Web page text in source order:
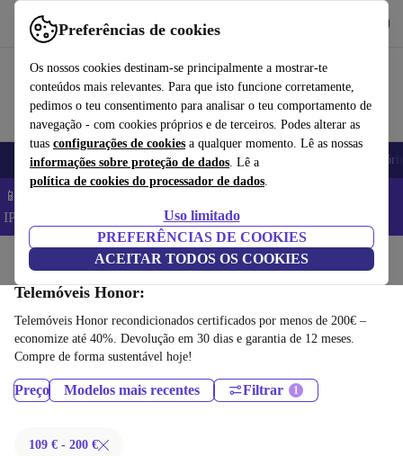
Preferências de cookies
Os nossos cookies destinam-se principalmente a mostrar-te
conteúdos mais relevantes. Para que isto funcione corretamente,
pedimos o teu consentimento para analisar o teu comportamento de
navegação - com cookies próprios e de terceiros. Podes alterar as
tuas configurações de cookies a qualquer momento. Lê as nossas
informações sobre proteção de dados. Lê a
política de cookies do processador de dados.
Uso limitado
PREFERÊNCIAS DE COOKIES
ACEITAR TODOS OS COOKIES
Use o refurbed de forma rápida e fácil
Telemóveis Computadores Portáteis Tablets
📱 Poupa 5% EXTRA em todos os iPhones – Código:
IPHONEDEAL –
Início Telemóveis e smartphones
Telemóveis Honor:
Telemóveis Honor recondicionados certificados por menos de 200€ –
economize até 40%. Devolução em 30 dias e garantia de 12 meses.
Compre de forma sustentável hoje!
Preço Modelos mais recentes Filtrar
109 € - 200 €